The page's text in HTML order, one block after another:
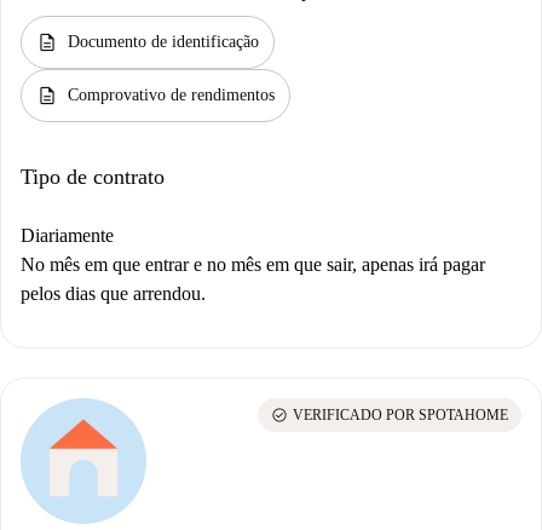
description Documento de identificação
description Comprovativo de rendimentos
Tipo de contrato
Diariamente
No mês em que entrar e no mês em que sair, apenas irá pagar
pelos dias que arrendou.
check_circle VERIFICADO POR SPOTAHOME